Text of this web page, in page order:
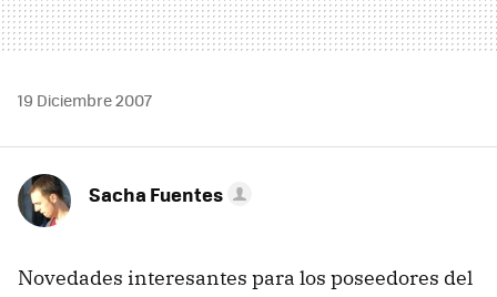
19 Diciembre 2007
Sacha Fuentes
Novedades interesantes para los poseedores del